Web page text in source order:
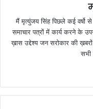
मैं मृत्युंजय सिंह पिछले कई वर्षो से
समाचार पत्रों में कार्य करने के
ख़ास उद्देश्य जन सरोकार की
सभी